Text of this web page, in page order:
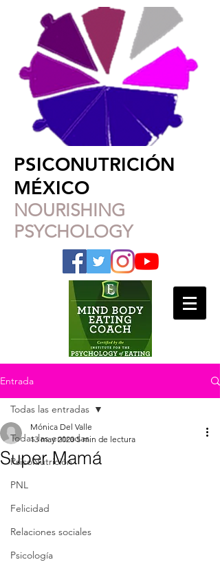
PSICONUTRICIÓN
MÉXICO
NOURISHING
PSYCHOLOGY
Entrada
Todas las entradas
PsicoNutrición
PNL
Felicidad
Relaciones sociales
Psicología
Todas las entradas
Super Mamá
Mónica Del Valle
13 may 2020 5 min de lectura